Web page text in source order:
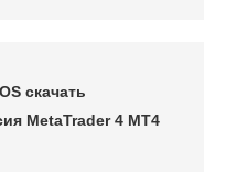
скачать
MetaTrader 4 MT4